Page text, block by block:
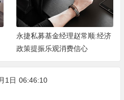
永捷私募基金经理赵常顺:经济
政策提振乐观消费信心
1日 06:46:10